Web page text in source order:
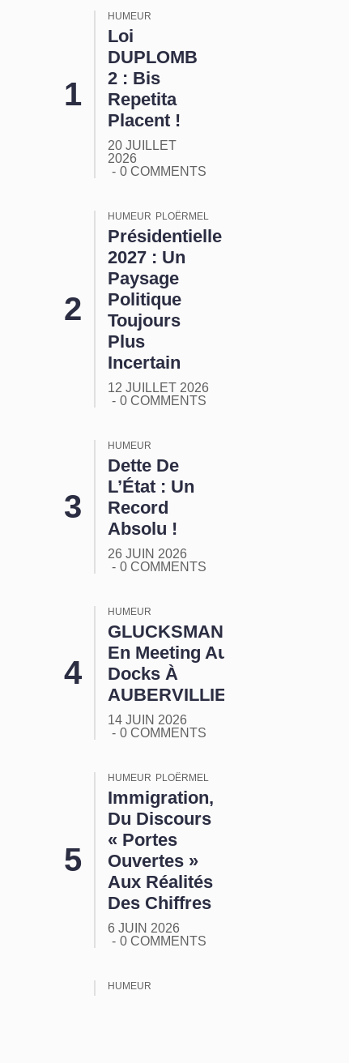
HUMEUR
Loi
DUPLOMB
2 : Bis
Repetita
Placent !
20 JUILLET
2026
0 COMMENTS
HUMEUR PLOËRMEL
Présidentielle
2027 : Un
Paysage
Politique
Toujours
Plus
Incertain
12 JUILLET 2026
0 COMMENTS
HUMEUR
Dette De
L’État : Un
Record
Absolu !
26 JUIN 2026
0 COMMENTS
HUMEUR
GLUCKSMANN
En Meeting Aux
Docks À
AUBERVILLIERS
14 JUIN 2026
0 COMMENTS
HUMEUR PLOËRMEL
Immigration,
Du Discours
« Portes
Ouvertes »
Aux Réalités
Des Chiffres
6 JUIN 2026
0 COMMENTS
HUMEUR